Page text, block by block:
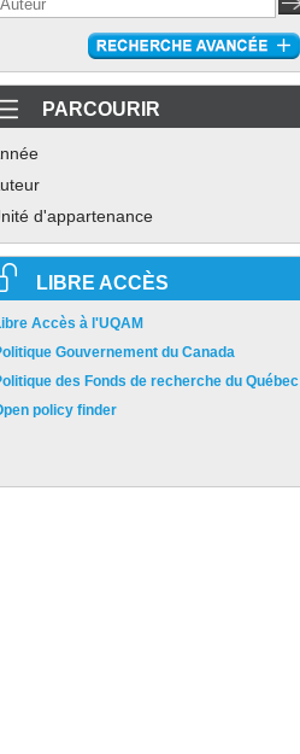
PARCOURIR
d'appartenance
LIBRE ACCÈS
Accès à l'UQAM
Gouvernement du Canada
des Fonds de recherche du Québec
policy finder